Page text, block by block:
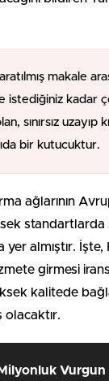
makale
istediğiniz kadar
sınırsız uzayıp
bir kutucuktur.
ağlarının
standartlarda
almıştır. İşte,
girmesi
kalitede
olacaktır.
Milyonluk Vurgun